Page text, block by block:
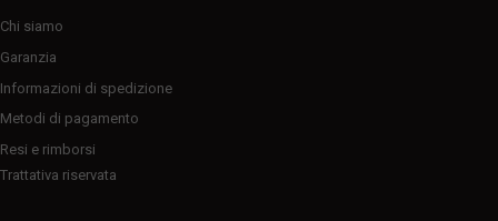
Chi siamo
Garanzia
Informazioni di spedizione
Metodi di pagamento
Resi e rimborsi
Trattativa riservata